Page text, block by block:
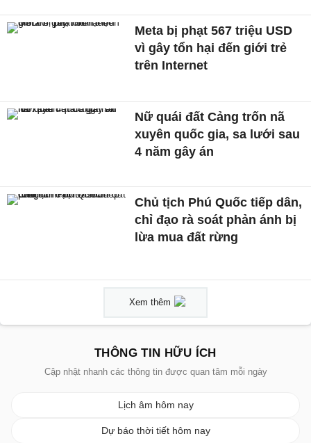
Meta bị phạt 567 triệu USD
vì gây tổn hại đến giới trẻ
trên Internet
Nữ quái đất Cảng trốn nã
xuyên quốc gia, sa lưới sau
4 năm gây án
Chủ tịch Phú Quốc tiếp dân,
chỉ đạo rà soát phản ánh bị
lừa mua đất rừng
Xem thêm
THÔNG TIN HỮU ÍCH
Cập nhật nhanh các thông tin được quan tâm mỗi ngày
Lịch âm hôm nay
Dự báo thời tiết hôm nay